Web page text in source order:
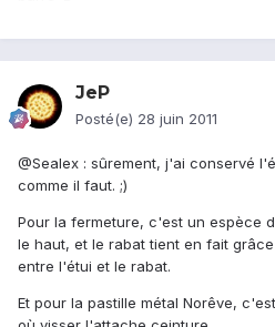
JeP
Posté(e) 28 juin 2011
@Sealex : sûrement, j'ai conservé
comme il faut. ;)
Pour la fermeture, c'est un espèce
le haut, et le rabat tient en fait
entre l'étui et le rabat.
Et pour la pastille métal Norêve,